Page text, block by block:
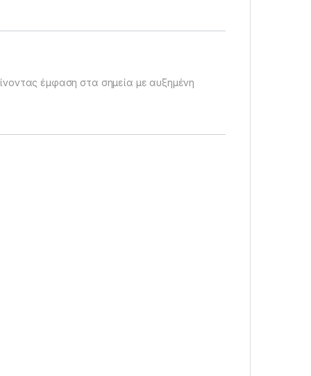
έμφαση στα σημεία με αυξημένη